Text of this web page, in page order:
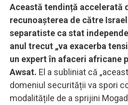
Această tendință accelerată
recunoașterea de către
separatiste ca stat
anul trecut „va exacerba
un expert în afaceri africane
Awsat. El a subliniat că
domeniul securității va spori
modalitățile de a sprijini